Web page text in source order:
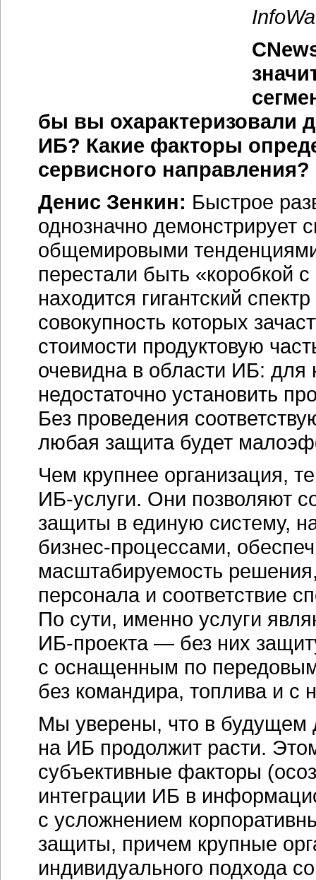
бы вы охарактеризовали
ИБ? Какие факторы
сервисного направления?
Денис Зенкин: Быстрое
однозначно демонстрирует
общемировыми
перестали быть «коробкой
находится гигантский
совокупность которых
стоимости продуктовую
очевидна в области ИБ:
недостаточно установить
Без проведения
любая защита будет
Чем крупнее организация,
ИБ-услуги. Они позволяют
защиты в единую систему,
бизнес-процессами,
масштабируемость
персонала и соответствие
По сути, именно услуги
ИБ-проекта— без них
с оснащенным по
без командира, топлива и с
Мы уверены, что в будущем
на ИБ продолжит расти.
субъективные факторы
интеграции ИБ в
с усложнением
защиты, причем крупные
индивидуального подхода